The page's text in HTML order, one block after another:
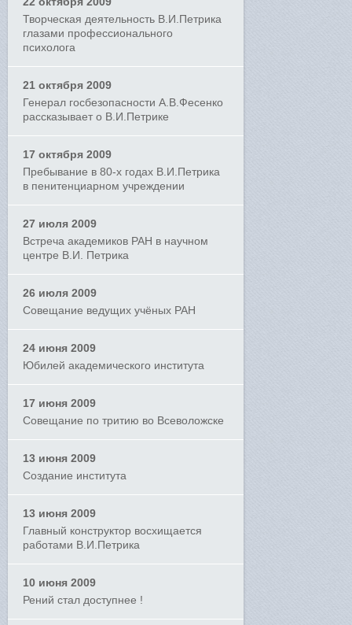
Творческая деятельность В.И.Петрика
глазами профессионального
психолога
21 октября 2009
Генерал госбезопасности А.В.Фесенко
рассказывает о В.И.Петрике
17 октября 2009
Пребывание в 80-х годах В.И.Петрика
в пенитенциарном учреждении
27 июля 2009
Встреча академиков РАН в научном
центре В.И. Петрика
26 июля 2009
Совещание ведущих учёных РАН
24 июня 2009
Юбилей академического института
17 июня 2009
Совещание по тритию во Всеволожске
13 июня 2009
Создание института
13 июня 2009
Главный конструктор восхищается
работами В.И.Петрика
10 июня 2009
Рений стал доступнее !